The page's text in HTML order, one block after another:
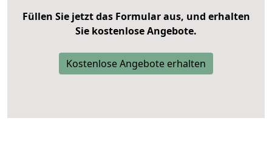
Füllen Sie jetzt das Formular aus, und erhalten
Sie kostenlose Angebote.
Kostenlose Angebote erhalten